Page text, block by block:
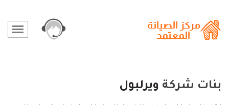
بنات شركة ويرلبول